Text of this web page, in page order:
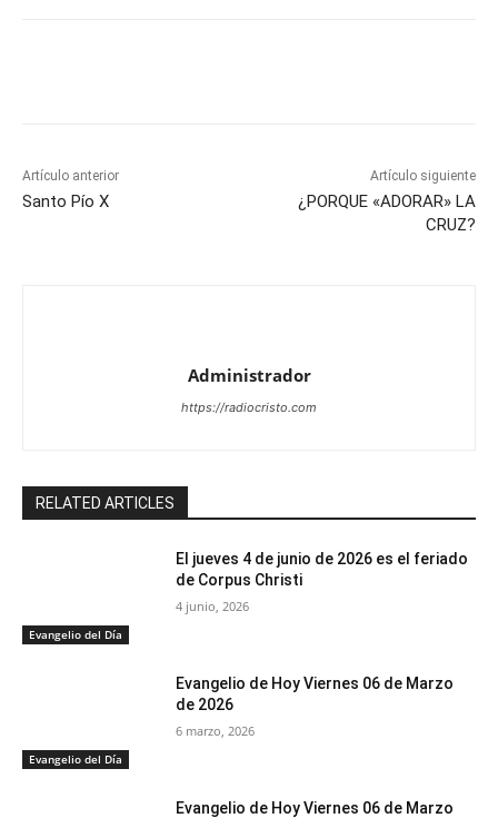
Artículo anterior
Santo Pío X
Artículo siguiente
¿PORQUE «ADORAR» LA
CRUZ?
Administrador
https://radiocristo.com
RELATED ARTICLES
Evangelio del Día
El jueves 4 de junio de 2026 es el feriado
de Corpus Christi
4 junio, 2026
Evangelio del Día
Evangelio de Hoy Viernes 06 de Marzo
de 2026
6 marzo, 2026
Evangelio de Hoy Viernes 06 de Marzo